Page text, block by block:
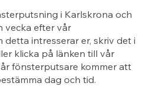
i Karlskrona och
vecka efter vår
detta intresserar er, skriv det i
klicka på länken till vår
fönsterputsare kommer att
dag och tid.